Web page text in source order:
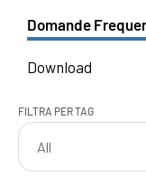
Domande
Download
FILTRA PER TAG